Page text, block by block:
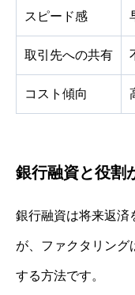
スピード感
取引先への共有
コスト傾向
銀行融資と役割
銀行融資は将来返済
が、ファクタリング
する方法です。